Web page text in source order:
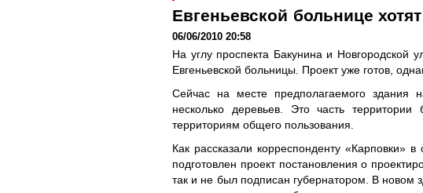
Евгеньевской больнице
06/06/2010 20:58
На углу проспекта Бакунина и Новгородской
Евгеньевской больницы. Проект уже готов,
Сейчас на месте предполагаемого здания
несколько деревьев. Это часть
территориям общего пользования.
Как рассказали корреспонденту «Карповки»
подготовлен проект постановления о
так и не был подписан губернатором. В новом